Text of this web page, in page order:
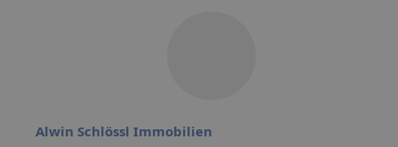
Alwin Schlössl Immobilien